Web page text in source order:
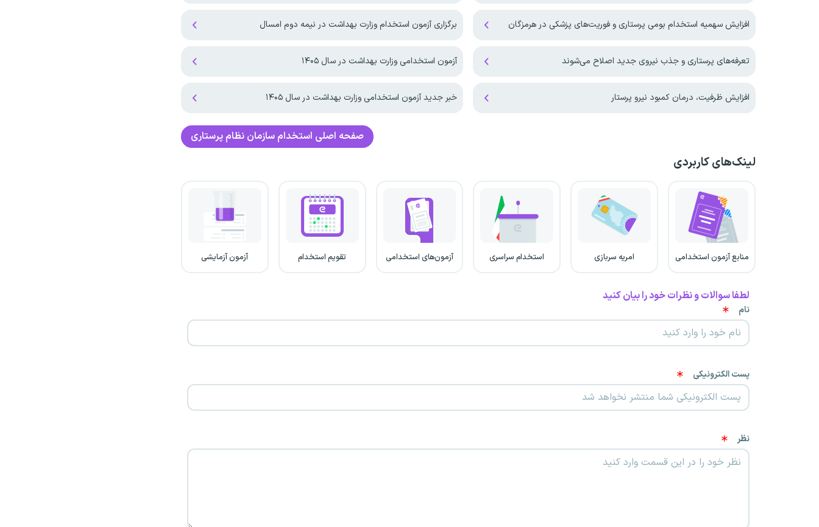
افزایش سهمیه استخدام بومی پرستاری و فوریت‌های پزشکی در هرمزگان برگزاری آزمون استخدام وزارت بهداشت در نیمه دوم امسال
تعرفه‌های پرستاری و جذب نیروی جدید اصلاح می‌شوند آزمون استخدامی وزارت بهداشت در سال ۱۴۰۵
افزایش ظرفیت، درمان کمبود نیرو پرستار خبر جدید آزمون استخدامی وزارت بهداشت در سال ۱۴۰۵
صفحه اصلی استخدام سازمان نظام پرستاری
لینک‌های کاربردی
منابع آزمون استخدامی امریه سربازی استخدام سراسری آزمون‌های استخدامی تقویم استخدام آزمون آزمایشی
لطفا سوالات و نظرات خود را بیان کنید
نام
پست الکترونیکی
نظر